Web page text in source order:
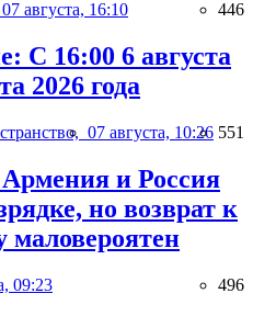
07 августа, 16:10 446
С 16:00 6 августа
2026 года
07 августа, 10:26 551
и Россия
но возврат к
маловероятен
09:23 496